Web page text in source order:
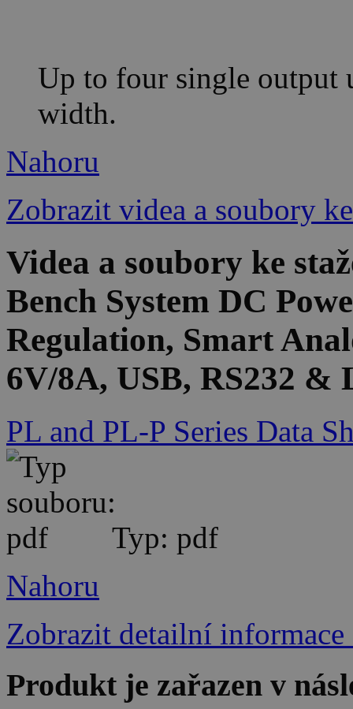
Up to four single output
width.
Nahoru
Zobrazit videa a soubory
Videa a soubory ke
Bench System DC
Regulation, Smart
6V/8A, USB, RS232 &
PL and PL-P Series Data
Typ: pdf
Nahoru
Zobrazit detailní informace
Produkt je zařazen v